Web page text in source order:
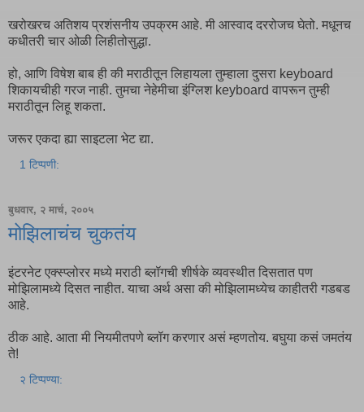
खरोखरच अतिशय प्रशंसनीय उपक्रम आहे. मी आस्वाद दररोजच घेतो. मधूनच
कधीतरी चार ओळी लिहीतोसुद्धा.
हो, आणि विषेश बाब ही की मराठीतून लिहायला तुम्हाला दुसरा keyboard
शिकायचीही गरज नाही. तुमचा नेहेमीचा इंग्लिश keyboard वापरून तुम्ही
मराठीतून लिहू शकता.
जरूर एकदा ह्या साइटला भेट द्या.
1 टिप्पणी:
बुधवार, २ मार्च, २००५
मोझिलाचंच चुकतंय
इंटरनेट एक्स्प्लोरर मध्ये मराठी ब्लॉगची शीर्षके व्यवस्थीत दिसतात पण
मोझिलामध्ये दिसत नाहीत. याचा अर्थ असा की मोझिलामध्येच काहीतरी गडबड
आहे.
ठीक आहे. आता मी नियमीतपणे ब्लॉग करणार असं म्हणतोय. बघुया कसं जमतंय
ते!
२ टिप्पण्या: